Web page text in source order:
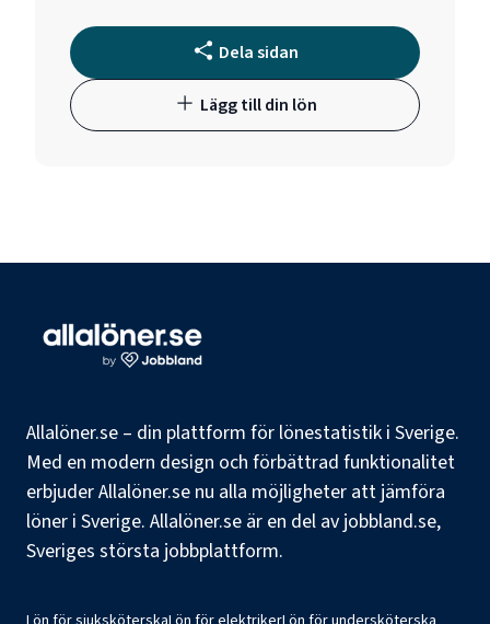
Dela sidan
Lägg till din lön
Allalöner.se – din plattform för lönestatistik i Sverige.
Med en modern design och förbättrad funktionalitet
erbjuder Allalöner.se nu alla möjligheter att jämföra
löner i Sverige. Allalöner.se är en del av jobbland.se,
Sveriges största jobbplattform.